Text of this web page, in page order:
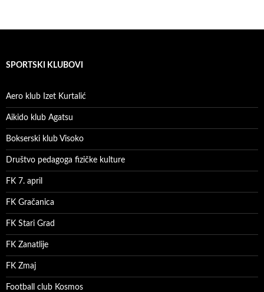
SPORTSKI KLUBOVI
Aero klub Izet Kurtalić
Aikido klub Agatsu
Bokserski klub Visoko
Društvo pedagoga fizičke kulture
FK 7. april
FK Gračanica
FK Stari Grad
FK Zanatlije
FK Zmaj
Football club Kosmos